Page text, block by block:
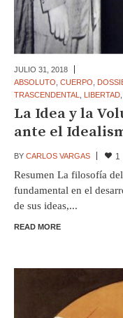
JULIO 31, 2018
ABSOLUTO CUERPO
TRASCENDENTAL
LIBERTAD,
La Idea y la
ante el
BY CARLOS VARGAS 1
Resumen La filosofía
fundamental en el
de sus ideas,...
READ MORE